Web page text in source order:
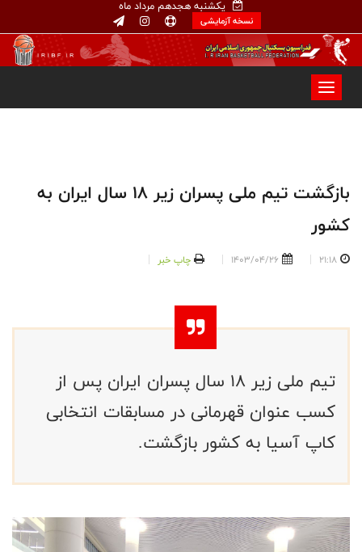
یکشنبه هجدهم مرداد ماه
نسخه آزمایشی
بازگشت تیم ملی پسران زیر ۱۸ سال ایران به
کشور
21:18
1403/04/26 چاپ خبر
تیم ملی زیر ۱۸ سال پسران ایران پس از
کسب عنوان قهرمانی در مسابقات انتخابی
کاپ آسیا به کشور بازگشت.